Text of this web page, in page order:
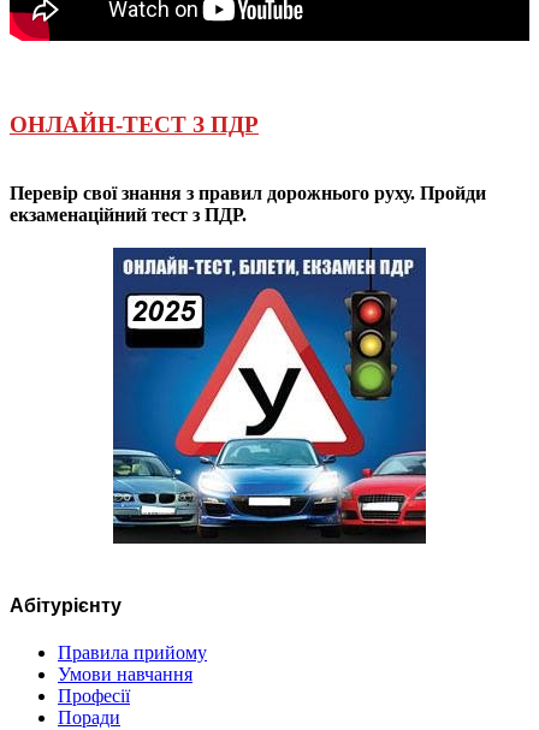
ОНЛАЙН-ТЕСТ З ПДР
Перевір свої знання з правил дорожнього руху. Пройди
екзаменаційний тест з ПДР.
Абітурієнту
Правила прийому
Умови навчання
Професії
Поради